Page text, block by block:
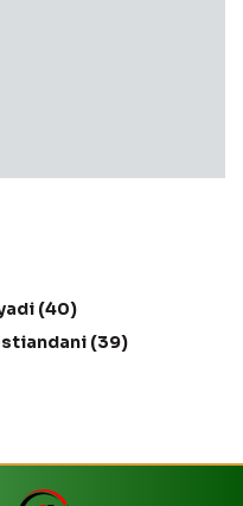
(40)
(39)